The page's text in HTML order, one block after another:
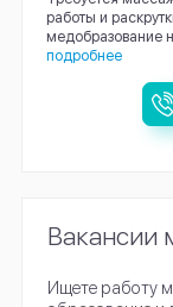
работы и
медобразование
подробнее
Вакансии
Ищете работу